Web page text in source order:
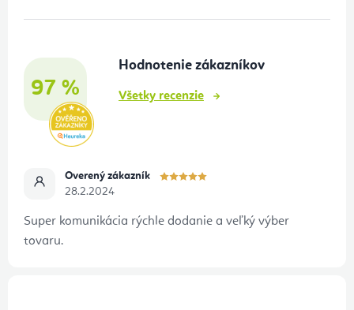
97 %
Hodnotenie zákazníkov
Všetky recenzie
Overený zákazník
28.2.2024
Super komunikácia rýchle dodanie a veľký výber
tovaru.